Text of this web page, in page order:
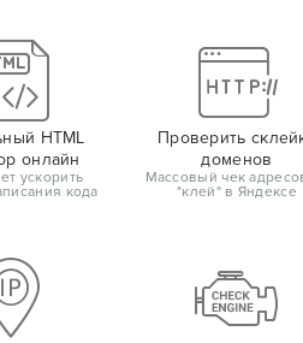
HTML
онлайн
ускорить
кода
Проверить
доменов
Массовый чек
"клей" в Яндексе